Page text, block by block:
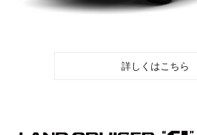
詳しくはこちら